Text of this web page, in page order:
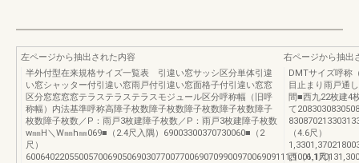
左ページから抽出された内容
半外付型在来規格サイズ一覧表 引違い窓サッシ区分単体引違
い窓シャッター付引違い窓雨戸付引違い窓面格子付引違い窓窓
区分窓窓窓窓テラステラステラスモジュール区分呼称幅（旧呼
称幅）内法基準呼称高障子枚数障子枚数障子枚数障子枚数障子
枚数障子枚数／P：雨戸3枚建障子枚数／P：雨戸3枚建障子枚数
w㎜H＼W㎜h㎜069■（2.4尺入隅）69003300370730060■（2
尺）
右ページから抽出
DMTサイズ呼称
目止まり雨戸通
間■西九22枚建4
て
（4.6尺）
西（6.1尺）